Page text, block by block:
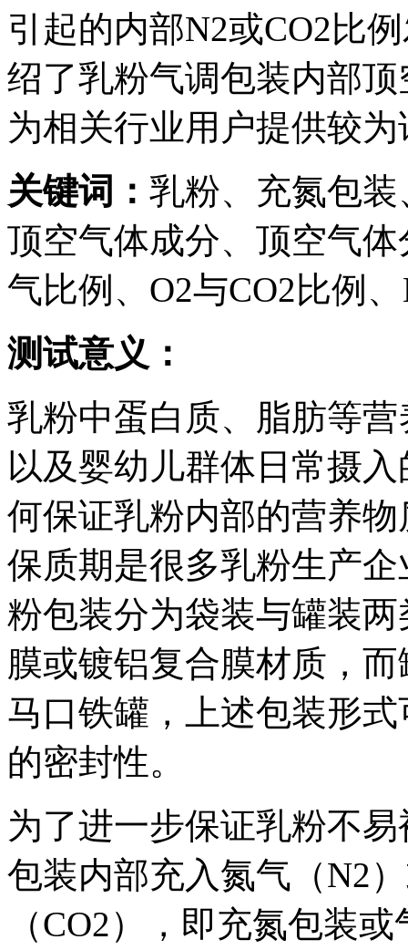
引起的内部N2或CO2比
绍了乳粉气调包装内部
为相关行业用户提供较
关键词： 乳粉、充氮包
顶空气体成分、顶空气
气比例、O2与CO2比例
测试意义：
乳粉中蛋白质、脂肪等
以及婴幼儿群体日常摄
何保证乳粉内部的营养
保质期是很多乳粉生产
粉包装分为袋装与罐装
膜或镀铝复合膜材质，
马口铁罐，上述包装形
的密封性。
为了进一步保证乳粉不
包装内部充入氮气（N2
（CO2），即充氮包装